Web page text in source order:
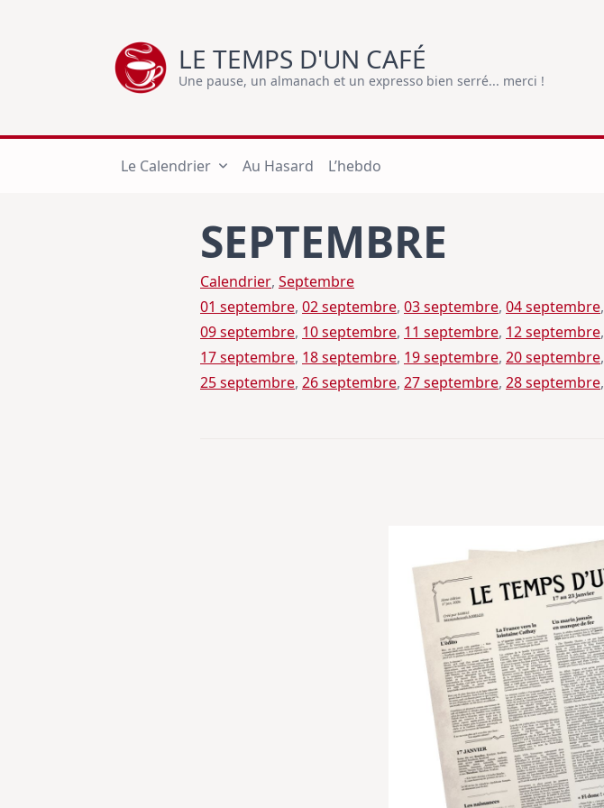
LE TEMPS D'UN CAFÉ
Une pause, un almanach et un expresso bien serré... merci !
Le Calendrier Au Hasard L’hebdo
SEPTEMBRE
Calendrier, Septembre
01 septembre, 02 septembre, 03 septembre, 04 septembre,
09 septembre, 10 septembre, 11 septembre, 12 septembre,
17 septembre, 18 septembre, 19 septembre, 20 septembre,
25 septembre, 26 septembre, 27 septembre, 28 septembre,